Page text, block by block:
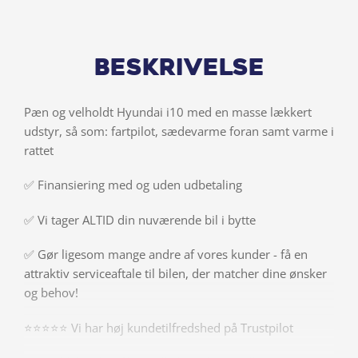
Beskrivelse
Pæn og velholdt Hyundai i10 med en masse lækkert
udstyr, så som: fartpilot, sædevarme foran samt varme i
rattet
✅ Finansiering med og uden udbetaling
✅ Vi tager ALTID din nuværende bil i bytte
✅ Gør ligesom mange andre af vores kunder - få en
attraktiv serviceaftale til bilen, der matcher dine ønsker
og behov!
⭐️⭐️⭐️⭐️⭐️ Vi har høj kundetilfredshed på Trustpilot